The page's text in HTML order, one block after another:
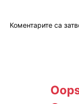
Коментарите са